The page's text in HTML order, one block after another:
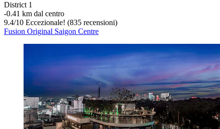
District 1
‐0.41 km dal centro
9.4/10 Eccezionale! (835 recensioni)
Fusion Original Saigon Centre